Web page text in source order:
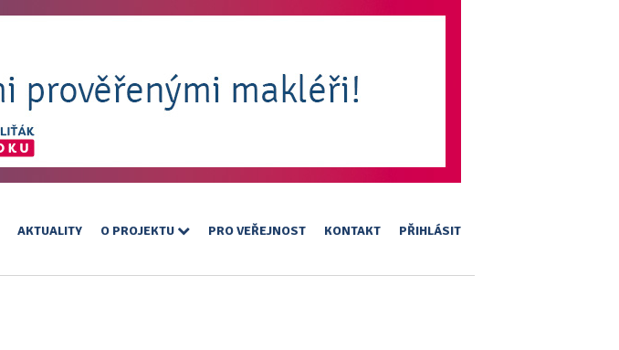
AKTUALITY O PROJEKTU PRO VEŘEJNOST KONTAKT PŘIHLÁSIT